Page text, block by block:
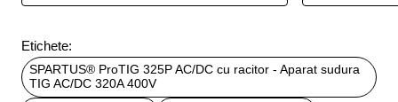
Etichete:
SPARTUS® ProTIG 325P AC/DC cu racitor - Aparat sudura
TIG AC/DC 320A 400V